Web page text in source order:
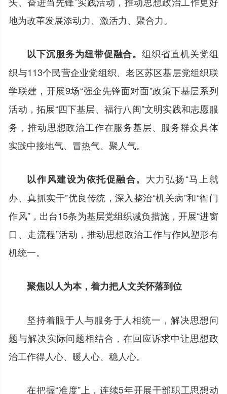
地为改革发展添动力、激活力、聚合力。
以下沉服务为纽带促融合。组织省直机关党组
织与113个民营企业党组织、老区苏区基层党组织联
学联建，开展9场“强企先锋面对面”政策下基层系列
活动，拓展“四下基层、福行八闽”文明实践和志愿服
务，推动思想政治工作在服务基层、服务群众具体
实践中接地气、冒热气、聚人气。
以作风建设为依托促融合。 大力弘扬“马上就
办、真抓实干”优良传统，深入整治“机关病”和“衙门
作风”，出台15条为基层党组织减负措施，开展“进窗
口、走流程”活动，推动思想政治工作与作风塑形有
机统一。
聚焦以人为本，着力把人文关怀落到位
坚持着眼于人与服务于人相统一，解决思想问
题与解决实际问题相结合，在回应诉求中让思想政
治工作得人心、暖人心、稳人心。
在把握“准度”上，连续5年开展干部职工思想动